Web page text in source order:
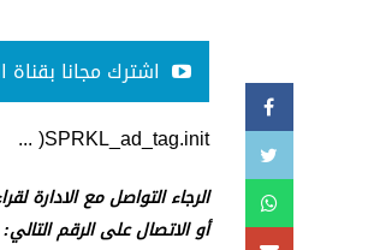
اشترك مجانا بقناة
SPRKL_ad_tag.init( ...
الرجاء التواصل مع الادارة
أو الاتصال على الرقم